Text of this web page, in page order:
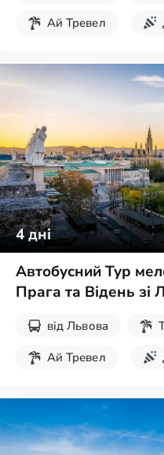
Ай Тревел
Великдень
4дні
Автобусний Тур
Прага та Відень зі
від Львова
Ай Тревел
Новорічні тури